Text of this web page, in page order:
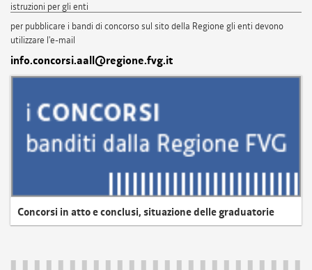
istruzioni per gli enti
per pubblicare i bandi di concorso sul sito della Regione gli enti devono
utilizzare l'e-mail
info.concorsi.aall@regione.fvg.it
Concorsi in atto e conclusi, situazione delle graduatorie